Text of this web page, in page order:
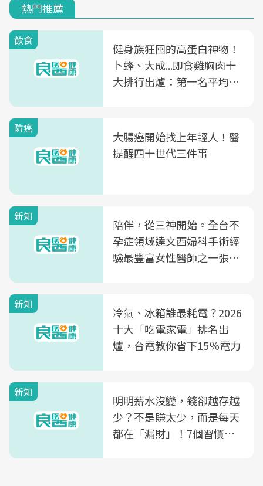
熱門推薦
飲食
健身族狂囤的高蛋白神物！
卜蜂、大成...即食雞胸肉十
大排行出爐：第一名平均一
防癌
大腸癌開始找上年輕人！醫
提醒四十世代三件事
新知
陪伴，從三神開始。全台不
孕症領域達文西婦科手術經
驗最豐富女性醫師之一張永
光田醫院建構360度女性健
康照護生態圈
新知
冷氣、冰箱誰最耗電？2026
十大「吃電家電」排名出
爐，台電教你省下15％電力
新知
明明薪水沒變，錢卻越存越
少？不是賺太少，而是每天
都在「漏財」！7個習慣一